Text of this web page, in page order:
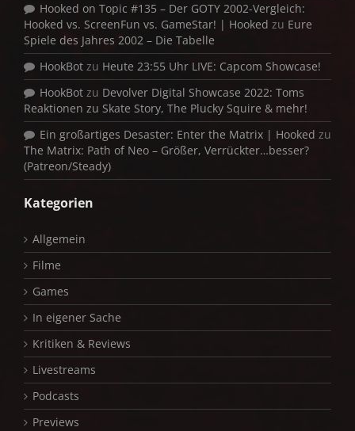
Hooked on Topic #135 – Der GOTY 2002-Vergleich:
Hooked vs. ScreenFun vs. GameStar! | Hooked zu Eure
Spiele des Jahres 2002 – Die Tabelle
HookBot zu Heute 23:55 Uhr LIVE: Capcom Showcase!
HookBot zu Devolver Digital Showcase 2022: Toms
Reaktionen zu Skate Story, The Plucky Squire & mehr!
Ein großartiges Desaster: Enter the Matrix | Hooked zu
The Matrix: Path of Neo – Größer, Verrückter…besser?
(Patreon/Steady)
Kategorien
Allgemein
Filme
Games
In eigener Sache
Kritiken & Reviews
Livestreams
Podcasts
Previews